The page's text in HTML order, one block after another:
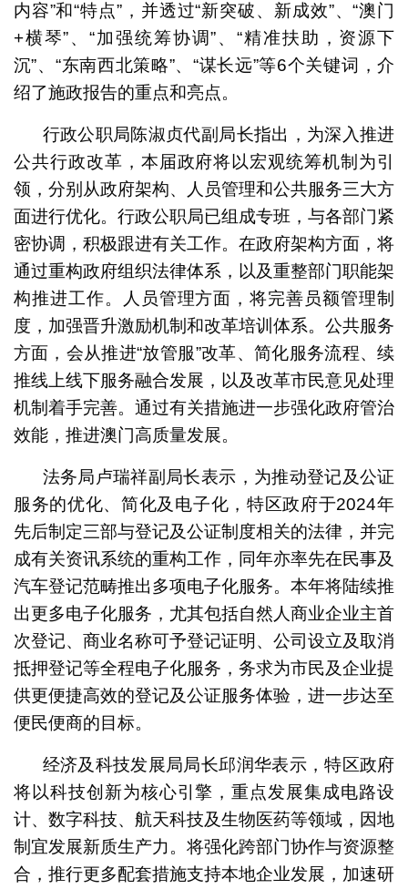
内容”和“特点”，并透过“新突破、新成效”、“澳门
+横琴”、“加强统筹协调”、“精准扶助，资源下
沉”、“东南西北策略”、“谋长远”等6个关键词，介
绍了施政报告的重点和亮点。
行政公职局陈淑贞代副局长指出，为深入推进
公共行政改革，本届政府将以宏观统筹机制为引
领，分别从政府架构、人员管理和公共服务三大方
面进行优化。行政公职局已组成专班，与各部门紧
密协调，积极跟进有关工作。在政府架构方面，将
通过重构政府组织法律体系，以及重整部门职能架
构推进工作。人员管理方面，将完善员额管理制
度，加强晋升激励机制和改革培训体系。公共服务
方面，会从推进“放管服”改革、简化服务流程、续
推线上线下服务融合发展，以及改革市民意见处理
机制着手完善。通过有关措施进一步强化政府管治
效能，推进澳门高质量发展。
法务局卢瑞祥副局长表示，为推动登记及公证
服务的优化、简化及电子化，特区政府于2024年
先后制定三部与登记及公证制度相关的法律，并完
成有关资讯系统的重构工作，同年亦率先在民事及
汽车登记范畴推出多项电子化服务。本年将陆续推
出更多电子化服务，尤其包括自然人商业企业主首
次登记、商业名称可予登记证明、公司设立及取消
抵押登记等全程电子化服务，务求为市民及企业提
供更便捷高效的登记及公证服务体验，进一步达至
便民便商的目标。
经济及科技发展局局长邱润华表示，特区政府
将以科技创新为核心引擎，重点发展集成电路设
计、数字科技、航天科技及生物医药等领域，因地
制宜发展新质生产力。将强化跨部门协作与资源整
合，推行更多配套措施支持本地企业发展，加速研